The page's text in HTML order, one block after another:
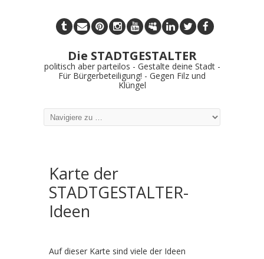
Die STADTGESTALTER
politisch aber parteilos - Gestalte deine Stadt -
Für Bürgerbeteiligung! - Gegen Filz und
Klüngel
Karte der
STADTGESTALTER-
Ideen
Auf dieser Karte sind viele der Ideen